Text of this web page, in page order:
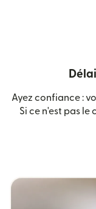
Ayez confiance :
Si ce n'est pas le